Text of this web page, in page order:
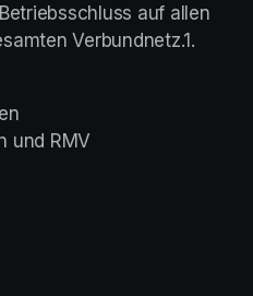
auf allen
Verbundnetz.1.
und RMV